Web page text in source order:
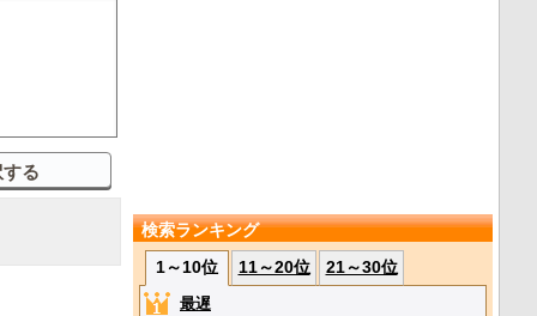
検索ランキング
1～10位
11～20位 21～30位
最遅